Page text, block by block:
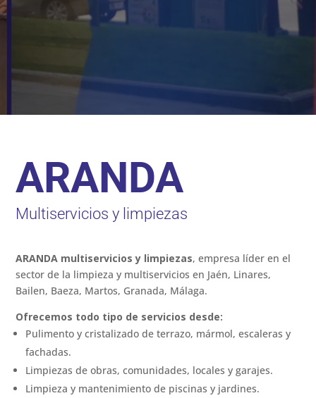
ARANDA
Multiservicios y limpiezas
ARANDA multiservicios y limpiezas, empresa líder en el
sector de la limpieza y multiservicios en Jaén, Linares,
Bailen, Baeza, Martos, Granada, Málaga.
Ofrecemos todo tipo de servicios desde:
Pulimento y cristalizado de terrazo, mármol, escaleras y
fachadas.
Limpiezas de obras, comunidades, locales y garajes.
Limpieza y mantenimiento de piscinas y jardines.